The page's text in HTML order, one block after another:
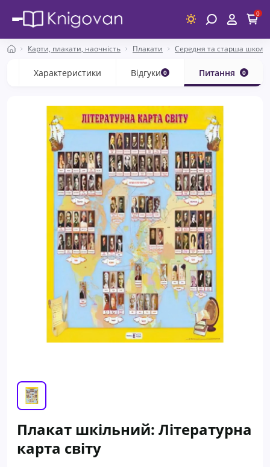
0
Карти, плакати, наочність Плакати Середня та старша школа
Характеристики Відгуки 0 Питання 0
Плакат шкільний: Літературна
карта світу